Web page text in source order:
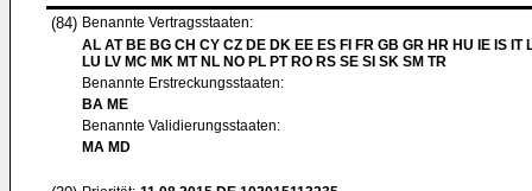
(84) Benannte Vertragsstaaten:
AL AT BE BG CH CY CZ DE DK EE ES FI FR GB GR HR HU IE IS IT
LU LV MC MK MT NL NO PL PT RO RS SE SI SK SM TR
Benannte Erstreckungsstaaten:
BA ME
Benannte Validierungsstaaten:
MA MD